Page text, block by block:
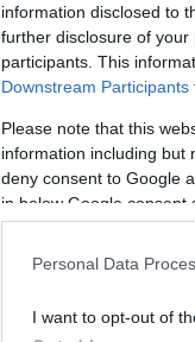
information disclosed to
further disclosure of your
participants. This
Downstream Participants
Please note that this
information including but
deny consent to Google
in below Google consent
Personal Data
I want to opt-out of
További
vállalatnál
A listán
Sanofi-